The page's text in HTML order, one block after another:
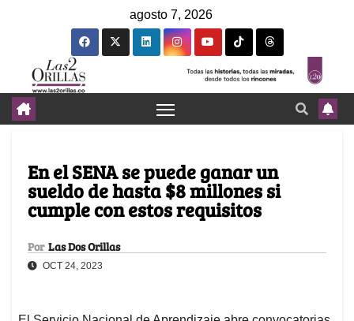
agosto 7, 2026
En el SENA se puede ganar un
sueldo de hasta $8 millones si
cumple con estos requisitos
Por Las Dos Orillas
OCT 24, 2023